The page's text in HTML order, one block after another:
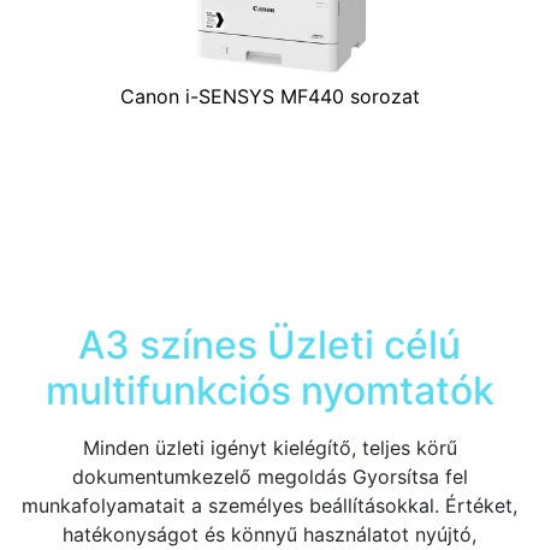
Canon i-SENSYS MF440 sorozat
A3 színes Üzleti célú
multifunkciós nyomtatók
Minden üzleti igényt kielégítő, teljes körű
dokumentumkezelő megoldás Gyorsítsa fel
munkafolyamatait a személyes beállításokkal. Értéket,
hatékonyságot és könnyű használatot nyújtó,